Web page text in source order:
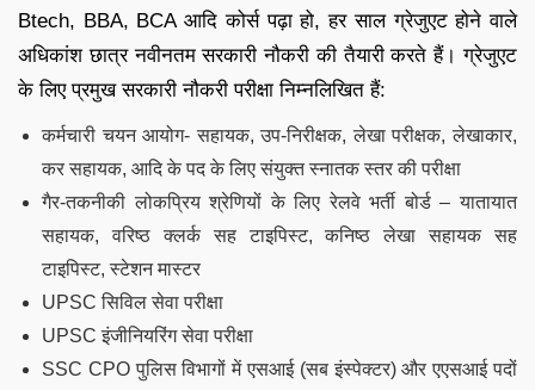
Btech, BBA, BCA आदि कोर्स पढ़ा हो, हर साल ग्रेजुएट होने वाले
अधिकांश छात्र नवीनतम सरकारी नौकरी की तैयारी करते हैं। ग्रेजुएट
के लिए प्रमुख सरकारी नौकरी परीक्षा निम्नलिखित हैं:
कर्मचारी चयन आयोग- सहायक, उप-निरीक्षक, लेखा परीक्षक, लेखाकार,
कर सहायक, आदि के पद के लिए संयुक्त स्नातक स्तर की परीक्षा
गैर-तकनीकी लोकप्रिय श्रेणियों के लिए रेलवे भर्ती बोर्ड – यातायात
सहायक, वरिष्ठ क्लर्क सह टाइपिस्ट, कनिष्ठ लेखा सहायक सह
टाइपिस्ट, स्टेशन मास्टर
UPSC सिविल सेवा परीक्षा
UPSC इंजीनियरिंग सेवा परीक्षा
SSC CPO पुलिस विभागों में एसआई (सब इंस्पेक्टर) और एएसआई पदों